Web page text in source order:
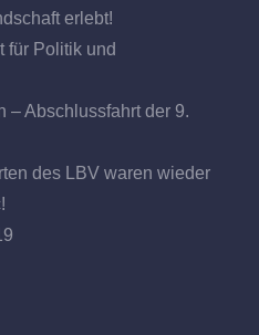
erlebt!
für Politik und
– Abschlussfahrt der 9.
des LBV waren wieder